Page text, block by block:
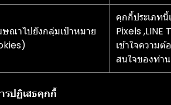
ษณาไปยังกลุ่มเป้าหมาย
คุกกี้ประเภท
Pixels
เข้าใจความ
สนใจของท่าน
รปฏิเสธคุกกี้